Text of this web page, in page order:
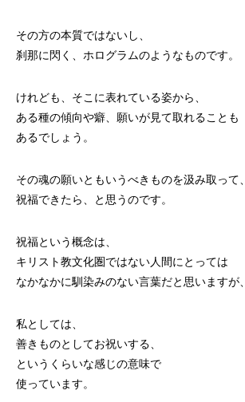
その方の本質ではないし、
刹那に閃く、ホログラムのようなものです。
けれども、そこに表れている姿から、
ある種の傾向や癖、願いが見て取れることも
あるでしょう。
その魂の願いともいうべきものを汲み取って、
祝福できたら、と思うのです。
祝福という概念は、
キリスト教文化圏ではない人間にとっては
なかなかに馴染みのない言葉だと思いますが、
私としては、
善きものとしてお祝いする、
というくらいな感じの意味で
使っています。